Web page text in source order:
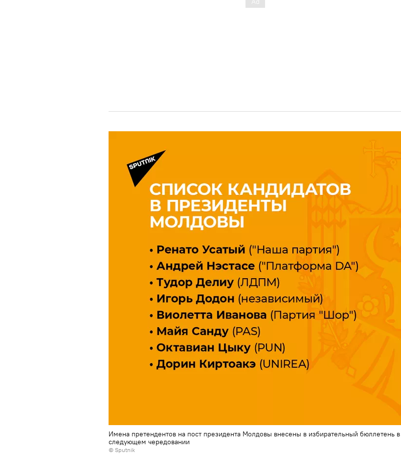
Имена претендентов на пост президента Молдовы внесены в избирательный бюллетень в
следующем чередовании
© Sputnik